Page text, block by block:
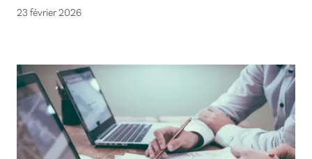
23 février 2026